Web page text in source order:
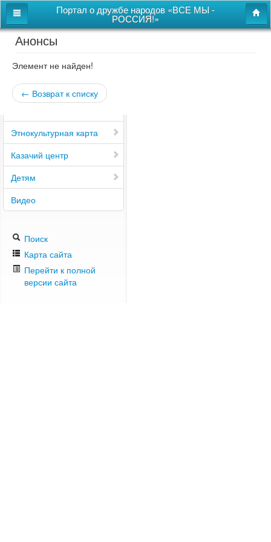
Портал о дружбе народов «ВСЕ МЫ -
РОССИЯ!»
Главная
Дом дружбы народов
Новости
Этнокультурная карта
Казачий центр
Детям
Видео
Поиск
Карта сайта
Перейти к полной
версии сайта
Анонсы
Элемент не найден!
← Возврат к списку